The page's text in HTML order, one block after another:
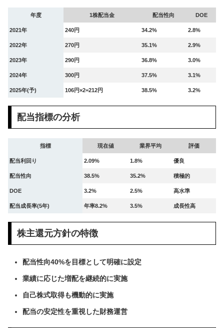
年度 1株配当金 配当性向 DOE
2021年 240円 34.2% 2.8%
2022年 270円 35.1% 2.9%
2023年 290円 36.8% 3.0%
2024年 300円 37.5% 3.1%
2025年(予) 106円×2=212円 38.5% 3.2%
配当指標の分析
指標 現在値 業界平均 評価
配当利回り 2.09% 1.8% 優良
配当性向 38.5% 35.2% 積極的
DOE 3.2% 2.5% 高水準
配当成長率(5年) 年率8.2% 3.5% 成長性高
株主還元方針の特徴
配当性向40%を目標として明確に設定
業績に応じた増配を継続的に実施
自己株式取得も機動的に実施
配当の安定性を重視した財務運営